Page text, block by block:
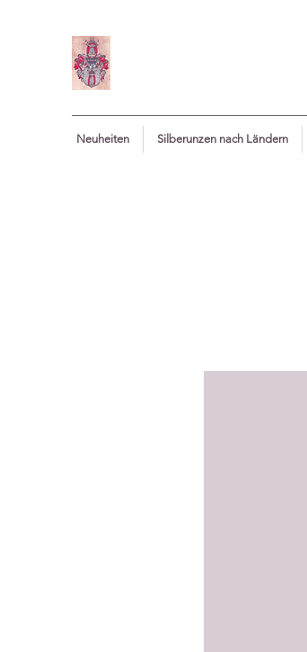
Neuheiten Silberunzen nach Ländern